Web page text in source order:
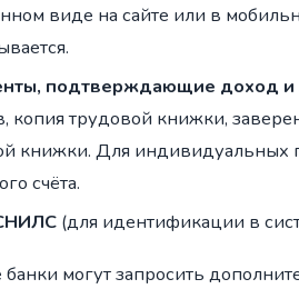
виде на сайте или в
подтверждающие доход и
копия трудовой книжки,
книжки. Для индивидуальных
счёта.
(для идентификации в
могут запросить